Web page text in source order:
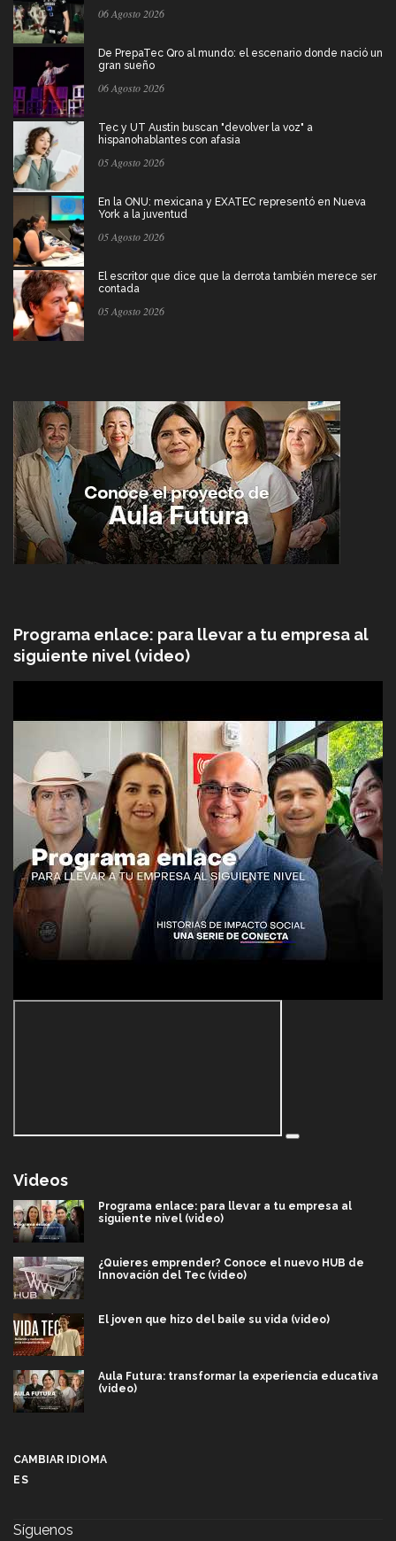
06 Agosto 2026
De PrepaTec Qro al mundo: el escenario donde nació un
gran sueño
06 Agosto 2026
Tec y UT Austin buscan "devolver la voz" a
hispanohablantes con afasia
05 Agosto 2026
En la ONU: mexicana y EXATEC representó en Nueva
York a la juventud
05 Agosto 2026
El escritor que dice que la derrota también merece ser
contada
05 Agosto 2026
Programa enlace: para llevar a tu empresa al
siguiente nivel (video)
Videos
Programa enlace: para llevar a tu empresa al
siguiente nivel (video)
¿Quieres emprender? Conoce el nuevo HUB de
Innovación del Tec (video)
El joven que hizo del baile su vida (video)
Aula Futura: transformar la experiencia educativa
(video)
CAMBIAR IDIOMA
ES
Síguenos